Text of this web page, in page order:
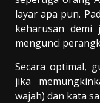
layar apa pun.
keharusan demi
mengunci
Secara optimal,
jika
wajah) dan kata